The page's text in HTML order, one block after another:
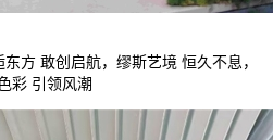
方 敢创启航，缪斯艺境 恒久不息，
彩 引领风潮